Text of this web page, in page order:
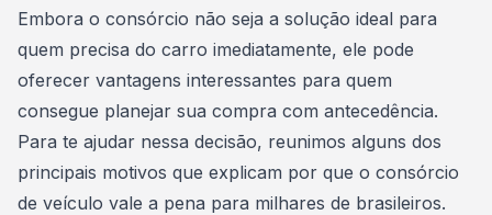
Embora o consórcio não seja a solução ideal para
quem precisa do carro imediatamente, ele pode
oferecer vantagens interessantes para quem
consegue planejar sua compra com antecedência.
Para te ajudar nessa decisão, reunimos alguns dos
principais motivos que explicam por que o consórcio
de veículo vale a pena para milhares de brasileiros.